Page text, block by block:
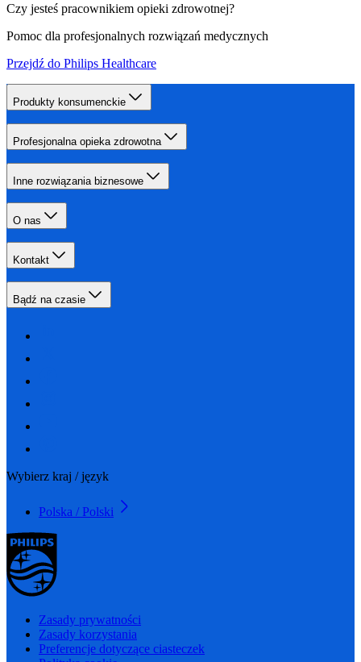
Czy jesteś pracownikiem opieki zdrowotnej?
Pomoc dla profesjonalnych rozwiązań medycznych
Przejdź do Philips Healthcare
Produkty konsumenckie
Profesjonalna opieka zdrowotna
Inne rozwiązania biznesowe
O nas
Kontakt
Bądź na czasie
Wybierz kraj / język
Polska / Polski
Zasady prywatności
Zasady korzystania
Preferencje dotyczące ciasteczek